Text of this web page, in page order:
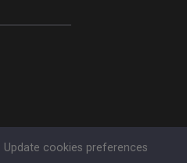
Update cookies preferences